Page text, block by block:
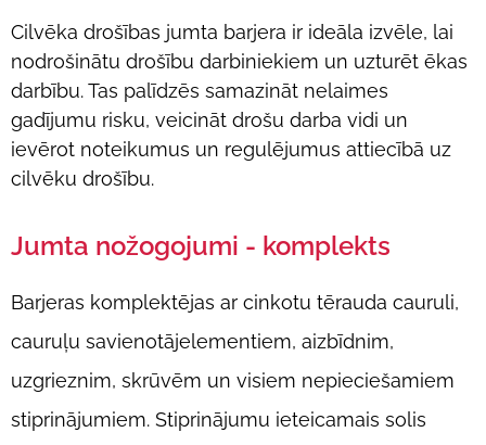
Cilvēka drošības jumta barjera ir ideāla izvēle, lai
nodrošinātu drošību darbiniekiem un uzturēt ēkas
darbību. Tas palīdzēs samazināt nelaimes
gadījumu risku, veicināt drošu darba vidi un
ievērot noteikumus un regulējumus attiecībā uz
cilvēku drošību.
Jumta nožogojumi - komplekts
Barjeras komplektējas ar cinkotu tērauda cauruli,
cauruļu savienotājelementiem, aizbīdnim,
uzgrieznim, skrūvēm un visiem nepieciešamiem
stiprinājumiem. Stiprinājumu ieteicamais solis